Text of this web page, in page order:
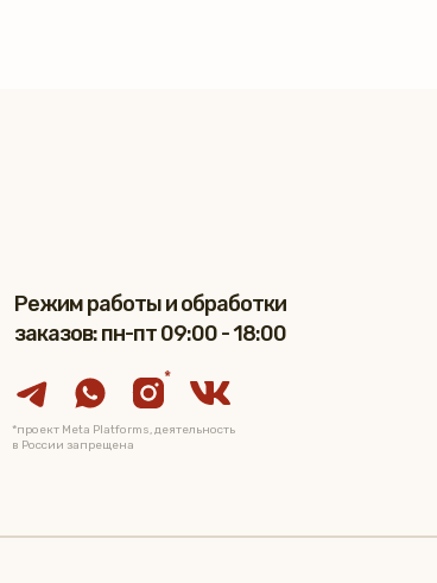
Режим работы и обработки
заказов: пн-пт 09:00 - 18:00
*проект Meta Platforms, деятельность
в России запрещена
*